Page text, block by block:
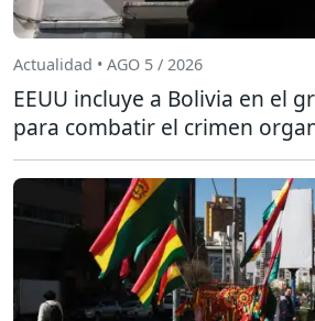
Actualidad • AGO 5 / 2026
EEUU incluye a Bolivia en el
para combatir el crimen